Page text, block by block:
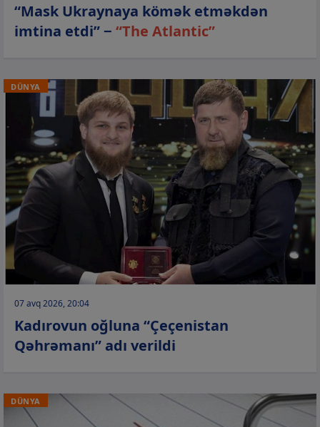
“Mask Ukraynaya kömək etməkdən
imtina etdi” − “The Atlantic”
DÜNYA
07 avq 2026, 20:04
Kadırovun oğluna “Çeçenistan
Qəhrəmanı” adı verildi
DÜNYA